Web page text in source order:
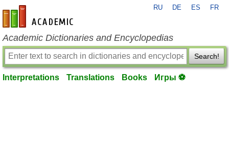
en-academic.com
RU DE ES FR
Academic Dictionaries and Encyclopedias
Search!
Interpretations Translations Books Игры ⚽